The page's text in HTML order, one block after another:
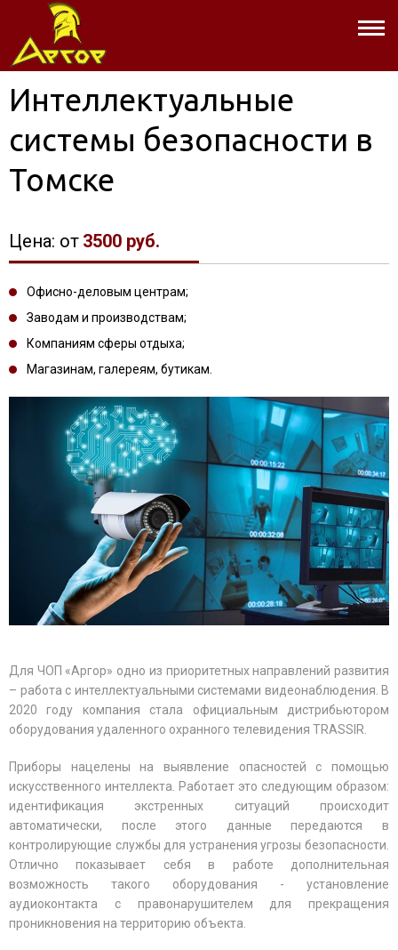
Интеллектуальные
системы безопасности в
Томске
Цена: от 3500 руб.
Офисно-деловым центрам;
Заводам и производствам;
Компаниям сферы отдыха;
Магазинам, галереям, бутикам.
Для ЧОП «Аргор» одно из приоритетных направлений развития
– работа с интеллектуальными системами видеонаблюдения. В
2020 году компания стала официальным дистрибьютором
оборудования удаленного охранного телевидения TRASSIR.
Приборы нацелены на выявление опасностей с помощью
искусственного интеллекта. Работает это следующим образом:
идентификация экстренных ситуаций происходит
автоматически, после этого данные передаются в
контролирующие службы для устранения угрозы безопасности.
Отлично показывает себя в работе дополнительная
возможность такого оборудования - установление
аудиоконтакта с правонарушителем для прекращения
проникновения на территорию объекта.